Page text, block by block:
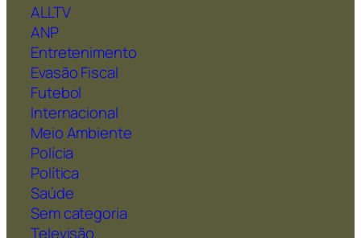
ALLTV
ANP
Entretenimento
Evasão Fiscal
Futebol
Internacional
Meio Ambiente
Polícia
Política
Saúde
Sem categoria
Televisão